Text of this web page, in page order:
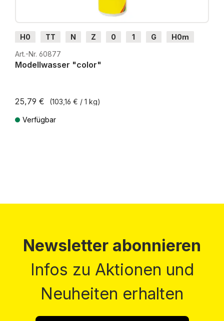
H0 TT N Z 0 1 G
H0m
H0e
Art.-Nr. 60877
Modellwasser "color"
25,79 € (103,16 € / 1 kg)
Verfügbar
Newsletter abonnieren
Infos zu Aktionen und
Neuheiten erhalten